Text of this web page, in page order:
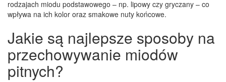
rodzajach miodu podstawowego – np. lipowy czy gryczany – co
wpływa na ich kolor oraz smakowe nuty końcowe.
Jakie są najlepsze sposoby na
przechowywanie miodów
pitnych?